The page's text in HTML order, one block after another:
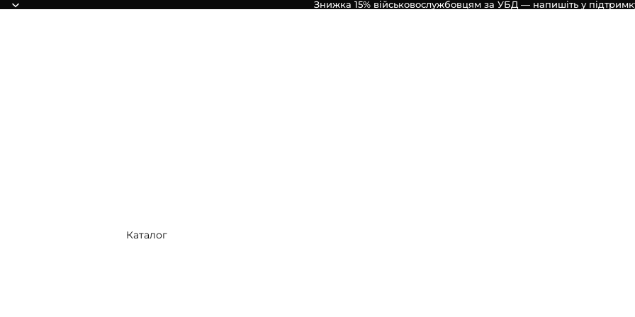
Знижка 15% військовослужбовцям за УБД — напишіть у
Каталог